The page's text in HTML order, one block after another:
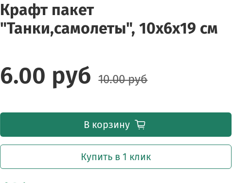
Крафт пакет
"Танки,самолеты", 10х6х19 см
6.00 руб 10.00 руб
В корзину
Купить в 1 клик